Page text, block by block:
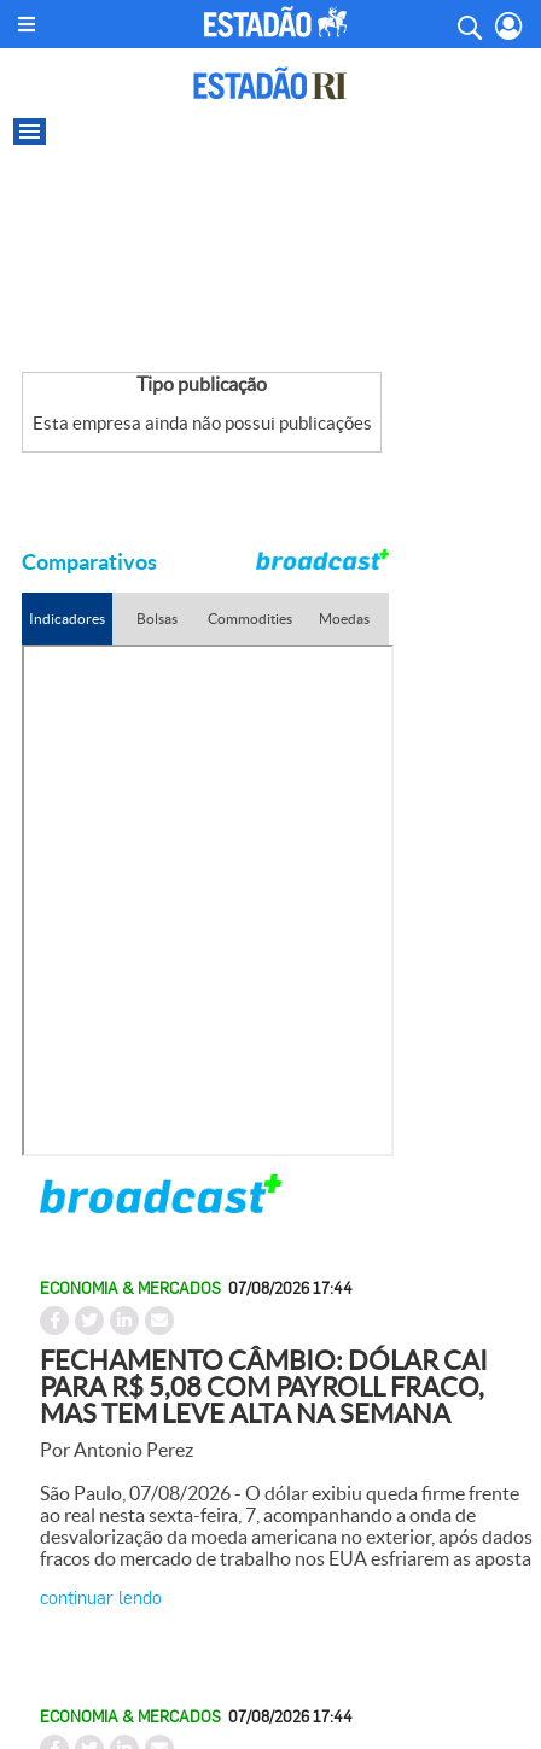
Tipo publicação
Esta empresa ainda não possui publicações
Comparativos
Indicadores Bolsas Commodities Moedas
ECONOMIA & MERCADOS 07/08/2026 17:44
FECHAMENTO CÂMBIO: DÓLAR CAI
PARA R$ 5,08 COM PAYROLL FRACO,
MAS TEM LEVE ALTA NA SEMANA
Por Antonio Perez
São Paulo, 07/08/2026 - O dólar exibiu queda firme frente
ao real nesta sexta-feira, 7, acompanhando a onda de
desvalorização da moeda americana no exterior, após dados
fracos do mercado de trabalho nos EUA esfriarem as aposta
continuar lendo
ECONOMIA & MERCADOS 07/08/2026 17:44